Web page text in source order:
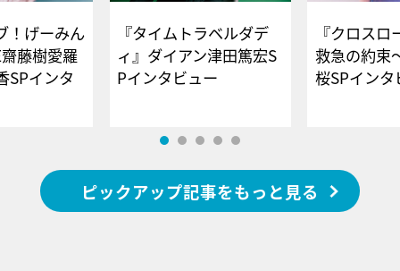
！げーみん
藤樹愛羅
SPインタ
『タイムトラベルダデ
ィ』ダイアン津田篤宏S
Pインタビュー
『クロス
救急の約束
桜SPイ
ピックアップ記事をもっと見る